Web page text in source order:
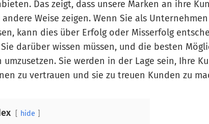
Das zeigt, dass unsere Marken an ihre
Weise zeigen. Wenn Sie als
kann dies über Erfolg oder Misserfolg
darüber wissen müssen, und die besten
Sie werden in der Lage sein, Ihre
zu vertrauen und sie zu treuen Kunden zu
hide